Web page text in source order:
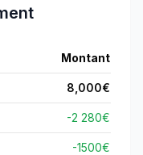
Montant
8,000€
-2 280€
-1500€